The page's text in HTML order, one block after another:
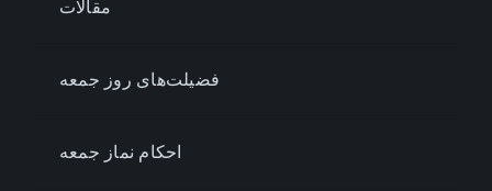
مقالات
فضیلت‌های روز جمعه
احکام نماز جمعه